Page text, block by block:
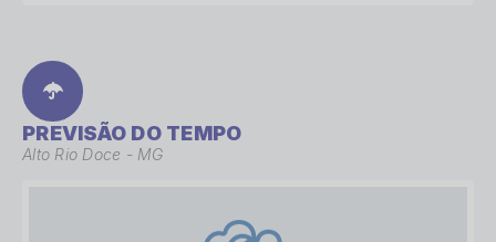
PREVISÃO DO TEMPO
Alto Rio Doce - MG